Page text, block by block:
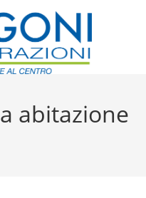
abitazione